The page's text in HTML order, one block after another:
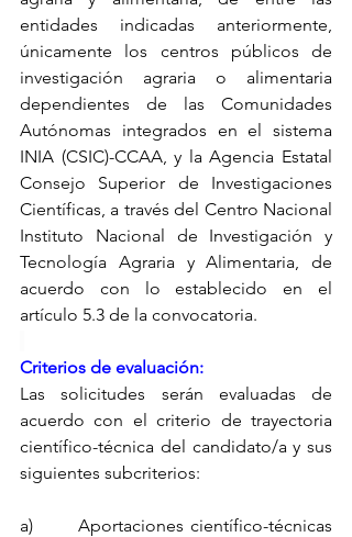
entidades indicadas anteriormente,
únicamente los centros públicos de
investigación agraria o alimentaria
dependientes de las Comunidades
Autónomas integrados en el sistema
INIA (CSIC)-CCAA, y la Agencia Estatal
Consejo Superior de Investigaciones
Científicas, a través del Centro Nacional
Instituto Nacional de Investigación y
Tecnología Agraria y Alimentaria, de
acuerdo con lo establecido en el
artículo 5.3 de la convocatoria.
Criterios de evaluación:
Las solicitudes serán evaluadas de
acuerdo con el criterio de trayectoria
científico-técnica del candidato/a y sus
siguientes subcriterios:
a)       Aportaciones científico-técnicas